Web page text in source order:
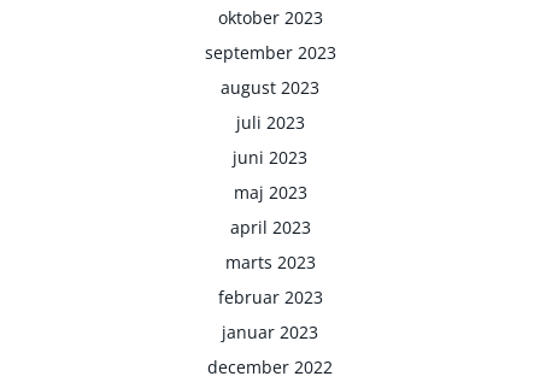
oktober 2023
september 2023
august 2023
juli 2023
juni 2023
maj 2023
april 2023
marts 2023
februar 2023
januar 2023
december 2022